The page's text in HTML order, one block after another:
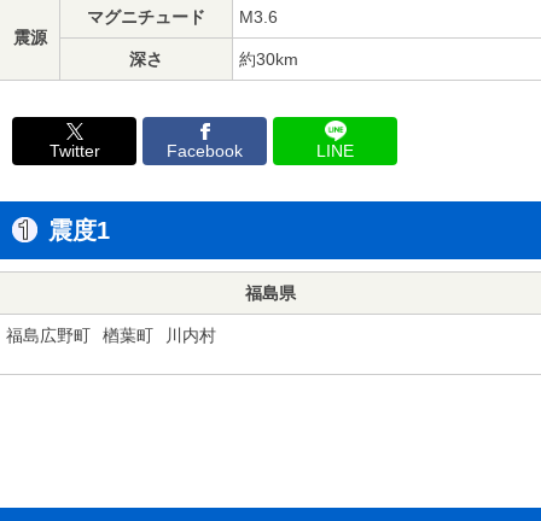
震源
マグニチュード M3.6
深さ 約30km
Twitter Facebook LINE
震度1
福島県
福島広野町 楢葉町 川内村